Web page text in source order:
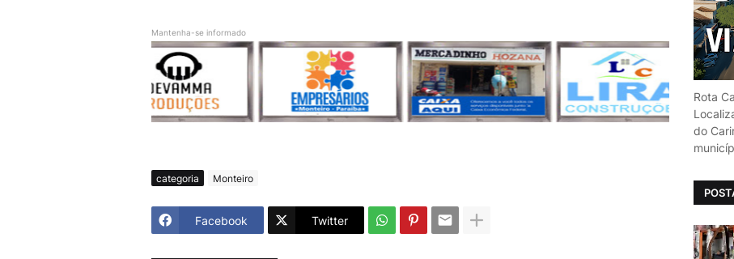
Mantenha-se informado
categoria Monteiro
Facebook Twitter
Rota
do